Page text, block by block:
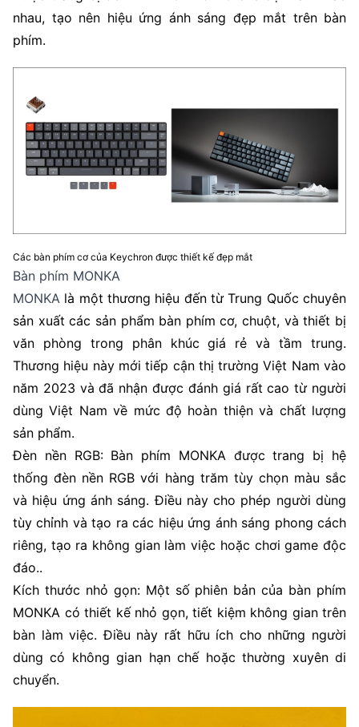
nhau, tạo nên hiệu ứng ánh sáng đẹp mắt trên bàn
phím.
Các bàn phím cơ của Keychron được thiết kế đẹp mắt
Bàn phím MONKA
MONKA là một thương hiệu đến từ Trung Quốc chuyên
sản xuất các sản phẩm bàn phím cơ, chuột, và thiết bị
văn phòng trong phân khúc giá rẻ và tầm trung.
Thương hiệu này mới tiếp cận thị trường Việt Nam vào
năm 2023 và đã nhận được đánh giá rất cao từ người
dùng Việt Nam về mức độ hoàn thiện và chất lượng
sản phẩm.
Đèn nền RGB: Bàn phím MONKA được trang bị hệ
thống đèn nền RGB với hàng trăm tùy chọn màu sắc
và hiệu ứng ánh sáng. Điều này cho phép người dùng
tùy chỉnh và tạo ra các hiệu ứng ánh sáng phong cách
riêng, tạo ra không gian làm việc hoặc chơi game độc
đáo..
Kích thước nhỏ gọn: Một số phiên bản của bàn phím
MONKA có thiết kế nhỏ gọn, tiết kiệm không gian trên
bàn làm việc. Điều này rất hữu ích cho những người
dùng có không gian hạn chế hoặc thường xuyên di
chuyển.